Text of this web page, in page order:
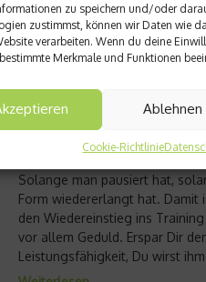
zu speichern und/oder
zustimmst, können wir Daten wie
verarbeiten. Wenn du deine
Merkmale und Funktionen
Ablehnen
Cookie-Richtlinie
Fit & in Form
Wieder fit werden –
Solange man pausiert hat,
Form wiedererlangt hat. Damit
den Wiedereinstieg ins
vor allem Geduld. Erspar Dir
Leistungsfähigkeit, Du wirst